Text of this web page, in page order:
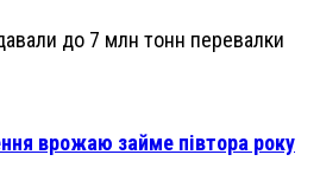
врожаю займе півтора року